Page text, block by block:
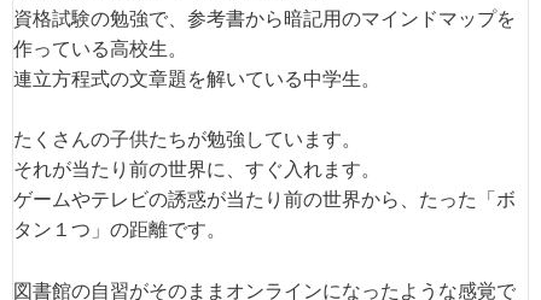
資格試験の勉強で、参考書から暗記用のマインドマップを
作っている高校生。
連立方程式の文章題を解いている中学生。
たくさんの子供たちが勉強しています。
それが当たり前の世界に、すぐ入れます。
ゲームやテレビの誘惑が当たり前の世界から、たった「ボ
タン１つ」の距離です。
図書館の自習がそのままオンラインになったような感覚で